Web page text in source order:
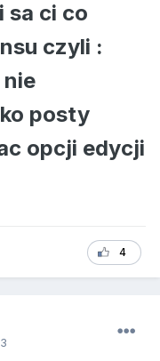
sa ci co
czyli :
nie
posty
opcji edycji
4